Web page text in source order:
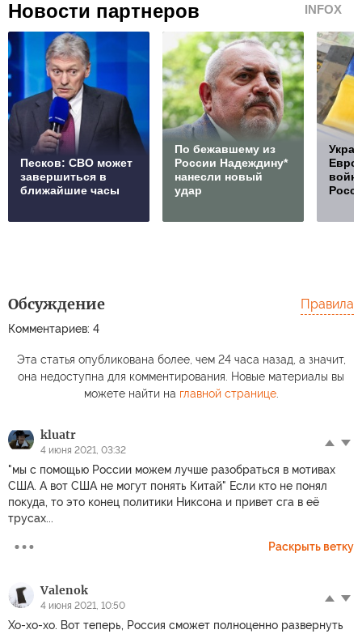
Новости партнеров INFOX
Песков: СВО может
завершиться в
ближайшие часы
По бежавшему из
России Надеждину*
нанесли новый
удар
Обсуждение
Комментариев: 4
Правила
Эта статья опубликована более, чем 24 часа назад, а значит,
она недоступна для комментирования. Новые материалы вы
можете найти на главной странице.
kluatr
4 июня 2021, 03:32
"мы с помощью России можем лучше разобраться в мотивах
США. А вот США не могут понять Китай" Если кто не понял
покуда, то это конец политики Никсона и привет сга в её
трусах...
Раскрыть ветку
Valenok
4 июня 2021, 10:50
Хо-хо-хо. Вот теперь, Россия сможет полноценно развернуть